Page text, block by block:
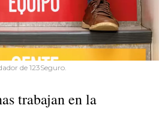
de 123Seguro.
trabajan en la